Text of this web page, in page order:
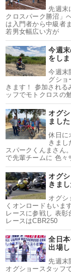
先週末
クロスパーク勝沼」
は入門者から中級者
若男女幅広い方が
今週
をし
今週末
グショ
きます！ 参加される
ッフでモトクロスの
オグ
まし
休日に
きまし
スパークくんまさん
で先輩チームに 色々
オグ
きまし
オグシ
くオンロードもいま
レースに参戦し 表彰
レースはCBR250
全日
出場
先週末
オグショースタッフ